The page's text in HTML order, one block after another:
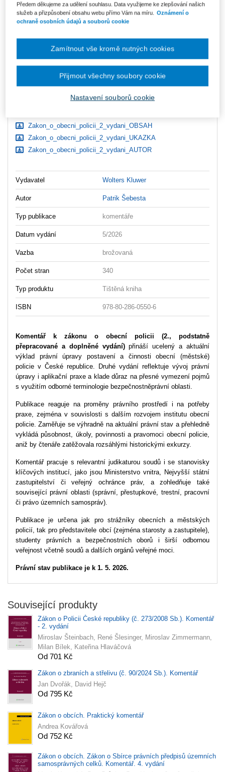
DMOC 1 738 Kč
Skladem- expedice do 2 pracovních dnů
Co je Smarteca?
zaslány dodatečně e-mailem.
ks Vložit do košíku
Ceny jsou včetně DPH
Zakon_o_obecni_policii_2_vydani_OBSAH
Zakon_o_obecni_policii_2_vydani_UKAZKA
Zakon_o_obecni_policii_2_vydani_AUTOR
Vydavatel Wolters Kluwer
Autor Patrik Šebesta
Typ publikace komentáře
Datum vydání 5/2026
Vazba brožovaná
Počet stran 340
Typ produktu Tištěná kniha
ISBN 978-80-286-0550-6
Komentář k zákonu o obecní policii (2., podstatně
přepracované a doplněné vydání)přináší ucelený a aktuální
výklad právní úpravy postavení a činnosti obecní (městské)
policie v České republice. Druhé vydání reflektuje vývoj právní
úpravy i aplikační praxe a klade důraz na přesné vymezení pojmů
s využitím odborné terminologie bezpečnostněprávní oblasti.
Publikace reaguje na proměny právního prostředí i na potřeby
praxe, zejména v souvislosti s dalším rozvojem institutu obecní
policie. Zaměřuje se výhradně na aktuální právní stav a přehledně
vykládá působnost, úkoly, povinnosti a pravomoci obecní policie,
aniž by čtenáře zatěžovala rozsáhlými historickými exkurzy.
Komentář pracuje s relevantní judikaturou soudů i se stanovisky
klíčových institucí, jako jsou Ministerstvo vnitra, Nejvyšší státní
zastupitelství či veřejný ochránce práv, a zohledňuje také
související právní oblasti (správní, přestupkové, trestní, pracovní
či právo územních samospráv).
Publikace je určena jak pro strážníky obecních a městských
policií, tak pro představitele obcí (zejména starosty a zastupitele),
studenty právních a bezpečnostních oborů i širší odbornou
veřejnost včetně soudů a dalších orgánů veřejné moci.
Právní stav publikace je k 1. 5. 2026.
Související produkty
Zákon o Policii České republiky (č. 273/2008 Sb.). Komentář
- 2. vydání
Miroslav Šteinbach, René Šlesinger, Miroslav Zimmermann,
Milan Bílek, Kateřina Hlaváčová
Od 701 Kč
Zákon o zbraních a střelivu (č. 90/2024 Sb.). Komentář
Jan Dvořák, David Hejč
Od 795 Kč
Zákon o obcích. Praktický komentář
Andrea Kovářová
Od 752 Kč
Zákon o obcích. Zákon o Sbírce právních předpisů územních
samosprávných celků. Komentář. 4. vydání
Předem děkujeme za udělení souhlasu. Data využijeme ke zlepšování našich
služeb a přizpůsobení obsahu webu přímo Vám na míru.
Oznámení o
ochraně osobních údajů a souborů cookie
Nastavení souborů cookie
Zamítnout vše kromě nutných cookies
Přijmout všechny soubory cookie